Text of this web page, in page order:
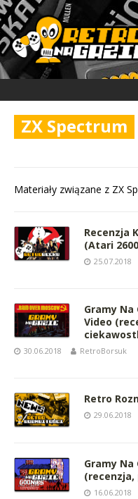
ZX Spectrum
Materiały związane z ZX
Recenzja
(Atari
25.07.2018
Gramy Na
Video
30.06.2018 RetroBorsuk
Retro
29.06.2018
Gramy Na
16.06.2018